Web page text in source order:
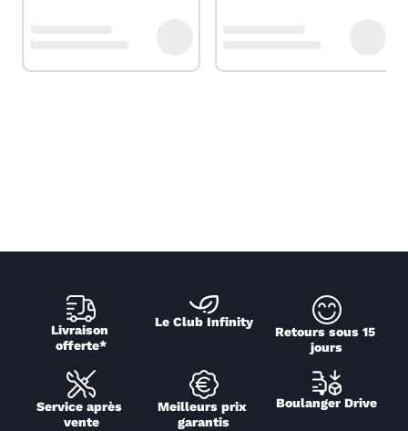
Livraison
offerte*
Le Club Infinity
Retours sous 15
jours
Service après
vente
Meilleurs prix
garantis
Boulanger Drive